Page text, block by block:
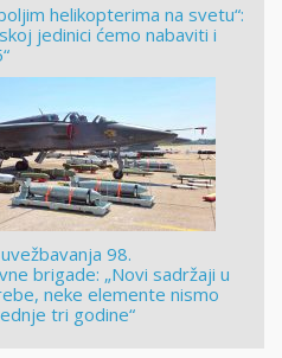
helikopterima na svetu“:
jedinici ćemo nabaviti i
98.
brigade: „Novi sadržaji u
neke elemente nismo
tri godine“